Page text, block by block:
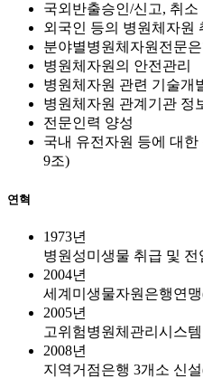
국외반출승인/신고, 취소
외국인 등의 병원체자원
분야별병원체자원전문은
병원체자원의 안전관리
병원체자원 관련 기술개
병원체자원 관계기관 정
전문인력 양성
국내 유전자원 등에 대한
9조)
연혁
1973년
병원성미생물 취급 및
2004년
세계미생물자원은행연
2005년
고위험병원체관리시스
2008년
지역거점은행 3개소 신